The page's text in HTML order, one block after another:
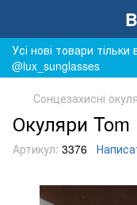
Усі нові товари
@lux_sunglasses
Сонцезахисні
Окуляри
Артикул: 3376